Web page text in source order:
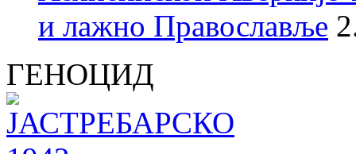
и лажно Православље
ГЕНОЦИД